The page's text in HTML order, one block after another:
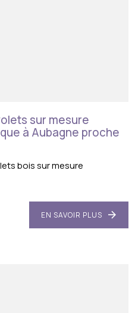
sur mesure
à Aubagne proche
bois sur mesure
EN SAVOIR PLUS